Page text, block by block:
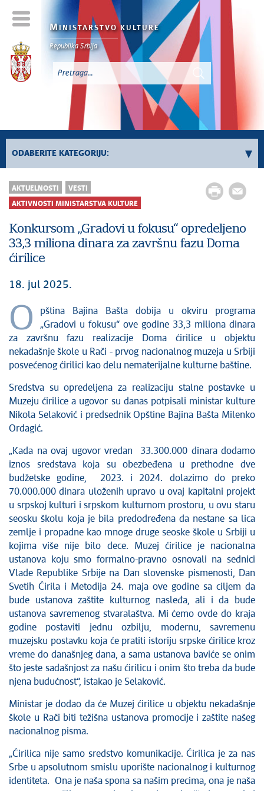
M INISTARSTVO KULTURE
Republika Srbija
ODABERITE KATEGORIJU:
Aktivnosti Ministarstva kulture
Sektor za zaštitu kulturnog nasleđa i
Sektor za međunarodne odnose i evropske
integracije u oblasti kulture
Sektor za savremeno stvaralaštvo
AKTUELNOSTI VESTI
AKTIVNOSTI MINISTARSTVA KULTURE
Konkursom „Gradovi u fokusu“ opredeljeno
33,3 miliona dinara za završnu fazu Doma
ćirilice
18. jul 2025.
O
pština Bajina Bašta dobija u okviru programa
„Gradovi u fokusu“ ove godine 33,3 miliona dinara
za završnu fazu realizacije Doma ćirilice u objektu
nekadašnje škole u Rači - prvog nacionalnog muzeja u Srbiji
posvećenog ćirilici kao delu nematerijalne kulturne baštine.
Sredstva su opredeljena za realizaciju stalne postavke u
Muzeju ćirilice a ugovor su danas potpisali ministar kulture
Nikola Selaković i predsednik Opštine Bajina Bašta Milenko
Ordagić.
„Kada na ovaj ugovor vredan 33.300.000 dinara dodamo
iznos sredstava koja su obezbeđena u prethodne dve
budžetske godine, 2023. i 2024. dolazimo do preko
70.000.000 dinara uloženih upravo u ovaj kapitalni projekt
u srpskoj kulturi i srpskom kulturnom prostoru, u ovu staru
seosku školu koja je bila predodređena da nestane sa lica
zemlje i propadne kao mnoge druge seoske škole u Srbiji u
kojima više nije bilo dece. Muzej ćirilice je nacionalna
ustanova koju smo formalno-pravno osnovali na sednici
Vlade Republike Srbije na Dan slovenske pismenosti, Dan
Svetih Ćirila i Metodija 24. maja ove godine sa ciljem da
bude ustanova zaštite kulturnog nasleđa, ali i da bude
ustanova savremenog stvaralaštva. Mi ćemo ovde do kraja
godine postaviti jednu ozbilju, modernu, savremenu
muzejsku postavku koja će pratiti istoriju srpske ćirilice kroz
vreme do današnjeg dana, a sama ustanova baviće se onim
što jeste sadašnjost za našu ćirilicu i onim što treba da bude
njena budućnost“, istakao je Selaković.
Ministar je dodao da će Muzej ćirilice u objektu nekadašnje
škole u Rači biti težišna ustanova promocije i zaštite našeg
nacionalnog pisma.
„Ćirilica nije samo sredstvo komunikacije. Ćirilica je za nas
Srbe u apsolutnom smislu uporište nacionalnog i kulturnog
identiteta. Ona je naša spona sa našim precima, ona je naša